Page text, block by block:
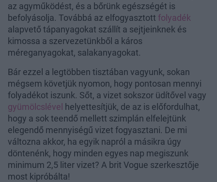
az agyműködést, és a bőrünk egészségét is
befolyásolja. Továbbá az elfogyasztott folyadék
alapvető tápanyagokat szállít a sejtjeinknek és
kimossa a szervezetünkből a káros
méreganyagokat, salakanyagokat.
Bár ezzel a legtöbben tisztában vagyunk, sokan
mégsem követjük nyomon, hogy pontosan mennyi
folyadékot iszunk. Sőt, a vizet sokszor üdítővel vagy
gyümölcslével helyettesítjük, de az is előfordulhat,
hogy a sok teendő mellett szimplán elfelejtünk
elegendő mennyiségű vizet fogyasztani. De mi
változna akkor, ha egyik napról a másikra úgy
döntenénk, hogy minden egyes nap megiszunk
minimum 2,5 liter vizet? A brit Vogue szerkesztője
most kipróbálta!